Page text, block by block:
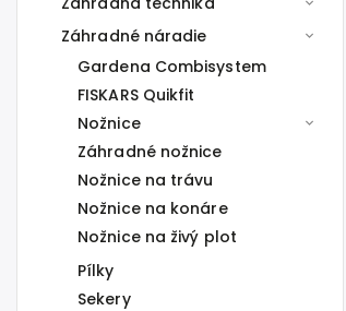
Záhradné náradie
Gardena Combisystem
FISKARS Quikfit
Nožnice
Záhradné nožnice
Nožnice na trávu
Nožnice na konáre
Nožnice na živý plot
Pílky
Sekery